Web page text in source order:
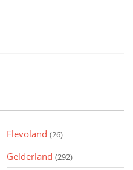
Flevoland (26)
Gelderland (292)